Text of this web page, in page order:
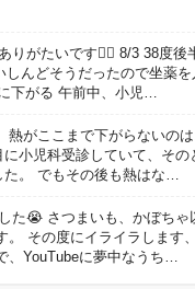
がたいです🙇‍♀️ 8/3 38度後
しんどそうだったので坐薬を
下がる 午前中、小児…
熱がここまで下がらないの
小児科受診していて、その
た。 でもその後も熱はな…
た😭 さつまいも、かぼちゃ
。 その度にイライラします
、YouTubeに夢中なうち…